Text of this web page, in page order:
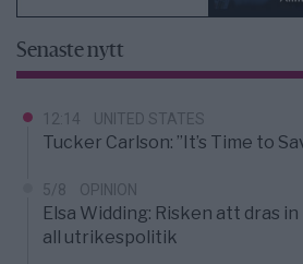
Senaste nytt
12:14 UNITED STATES
Tucker Carlson: ”It’s Time to
5/8 OPINION
Elsa Widding: Risken att dras
all utrikespolitik